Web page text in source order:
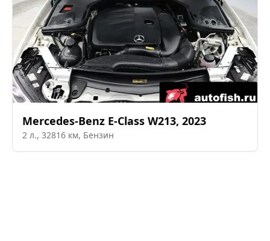
Mercedes-Benz E-Class W213, 2023
2 л., 32816 км, Бензин